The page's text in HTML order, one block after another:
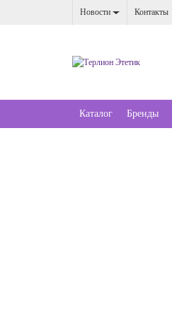
Новости Контакты
Каталог Бренды